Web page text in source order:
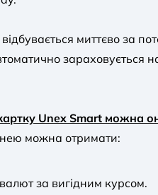
миттєво за
зараховується
Unex Smart можна
нею можна отримати:
за вигідним курсом.